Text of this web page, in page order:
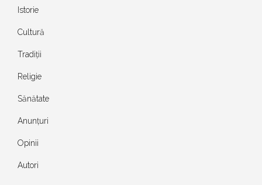
Istorie
Cultură
Tradiții
Religie
Sănătate
Anunțuri
Opinii
Autori